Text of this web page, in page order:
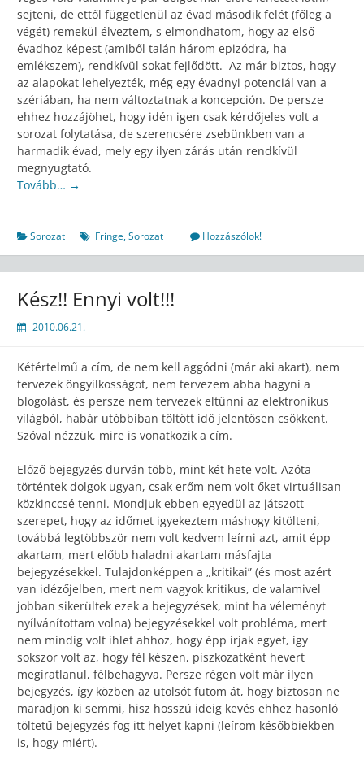
sejteni, de ettől függetlenül az évad második felét (főleg a
végét) remekül élveztem, s elmondhatom, hogy az első
évadhoz képest (amiből talán három epizódra, ha
emlékszem), rendkívül sokat fejlődött. Az már biztos, hogy
az alapokat lehelyezték, még egy évadnyi potenciál van a
szériában, ha nem változtatnak a koncepción. De persze
ehhez hozzájöhet, hogy idén igen csak kérdőjeles volt a
sorozat folytatása, de szerencsére zsebünkben van a
harmadik évad, mely egy ilyen zárás után rendkívül
megnyugtató.
Tovább… →
Sorozat Fringe,Sorozat Hozzászólok!
Kész!! Ennyi volt!!!
2010.06.21.
Kétértelmű a cím, de nem kell aggódni (már aki akart), nem
tervezek öngyilkosságot, nem tervezem abba hagyni a
blogolást, és persze nem tervezek eltűnni az elektronikus
világból, habár utóbbiban töltött idő jelentősen csökkent.
Szóval nézzük, mire is vonatkozik a cím.
Előző bejegyzés durván több, mint két hete volt. Azóta
történtek dolgok ugyan, csak erőm nem volt őket virtuálisan
közkinccsé tenni. Mondjuk ebben egyedül az játszott
szerepet, hogy az időmet igyekeztem máshogy kitölteni,
továbbá legtöbbször nem volt kedvem leírni azt, amit épp
akartam, mert előbb haladni akartam másfajta
bejegyzésekkel. Tulajdonképpen a „kritikai” (és most azért
van idézőjelben, mert nem vagyok kritikus, de valamivel
jobban sikerültek ezek a bejegyzések, mint ha véleményt
nyílvánítottam volna) bejegyzésekkel volt probléma, mert
nem mindig volt ihlet ahhoz, hogy épp írjak egyet, így
sokszor volt az, hogy fél készen, piszkozatként hevert
megíratlanul, félbehagyva. Persze régen volt már ilyen
bejegyzés, így közben az utolsót futom át, hogy biztosan ne
maradjon ki semmi, hisz hosszú ideig kevés ehhez hasonló
töltetű bejegyzés fog itt helyet kapni (leírom későbbiekben
is, hogy miért).